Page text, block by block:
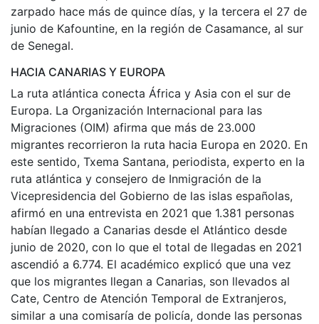
zarpado hace más de quince días, y la tercera el 27 de
junio de Kafountine, en la región de Casamance, al sur
de Senegal.
HACIA CANARIAS Y EUROPA
La ruta atlántica conecta África y Asia con el sur de
Europa. La Organización Internacional para las
Migraciones (OIM) afirma que más de 23.000
migrantes recorrieron la ruta hacia Europa en 2020. En
este sentido, Txema Santana, periodista, experto en la
ruta atlántica y consejero de Inmigración de la
Vicepresidencia del Gobierno de las islas españolas,
afirmó en una entrevista en 2021 que 1.381 personas
habían llegado a Canarias desde el Atlántico desde
junio de 2020, con lo que el total de llegadas en 2021
ascendió a 6.774. El académico explicó que una vez
que los migrantes llegan a Canarias, son llevados al
Cate, Centro de Atención Temporal de Extranjeros,
similar a una comisaría de policía, donde las personas